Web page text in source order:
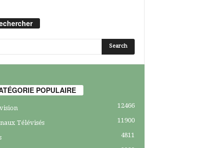
POPULAIRE
12466
Télévisés 11900
4811